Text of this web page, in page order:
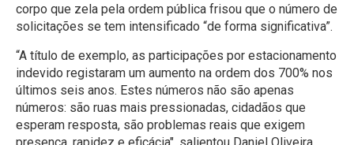
corpo que zela pela ordem pública frisou que o número de
solicitações se tem intensificado “de forma significativa”.
“A título de exemplo, as participações por estacionamento
indevido registaram um aumento na ordem dos 700% nos
últimos seis anos. Estes números não são apenas
números: são ruas mais pressionadas, cidadãos que
esperam resposta, são problemas reais que exigem